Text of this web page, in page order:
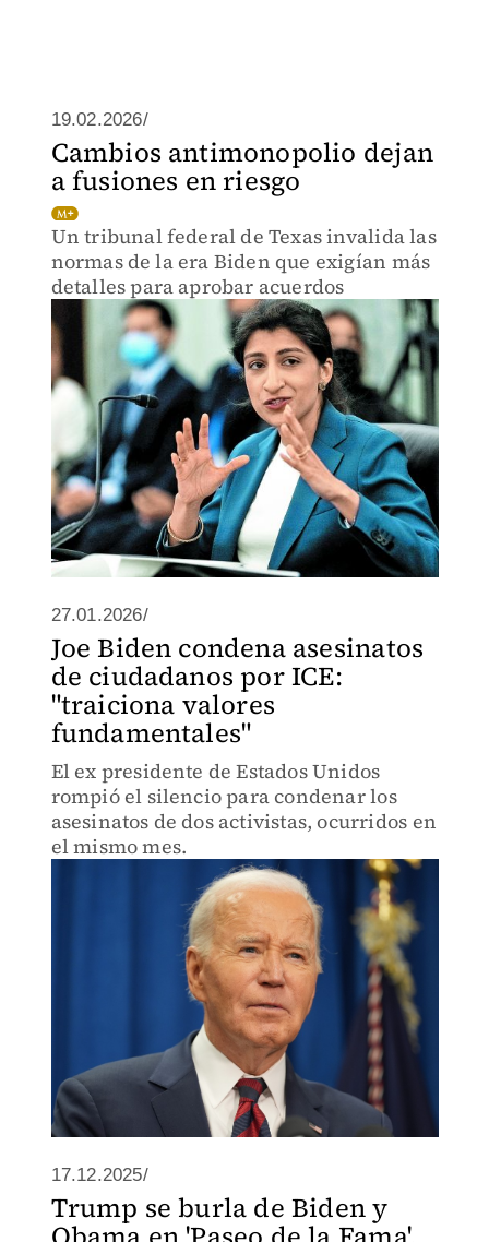
19.02.2026/
Cambios antimonopolio dejan
a fusiones en riesgo
Un tribunal federal de Texas invalida las
normas de la era Biden que exigían más
detalles para aprobar acuerdos
27.01.2026/
Joe Biden condena asesinatos
de ciudadanos por ICE:
"traiciona valores
fundamentales"
El ex presidente de Estados Unidos
rompió el silencio para condenar los
asesinatos de dos activistas, ocurridos en
el mismo mes.
17.12.2025/
Trump se burla de Biden y